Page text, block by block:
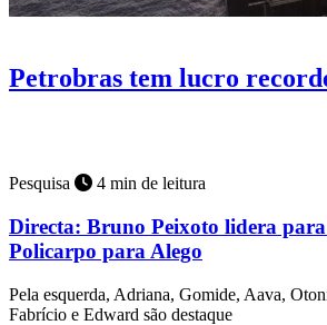
Petrobras tem lucro
Pesquisa 4 min de leitura
Directa: Bruno Peixoto lidera
Policarpo para Alego
Pela esquerda, Adriana, Gomide, Aava,
Fabrício e Edward são destaque